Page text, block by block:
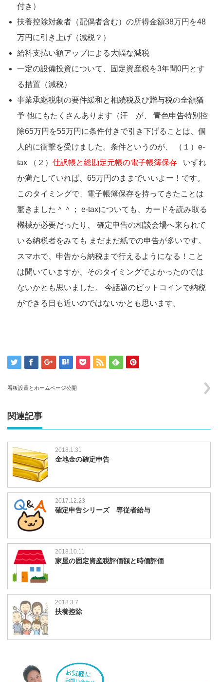
付き）
扶養控除対象者（配偶者含む）の所得金額38万円を48
万円に引き上げ（減税？）
給料支払い額アップによる大幅な減税
一定の設備投資について、固定資産税を3年間0円とす
る措置（減税）
事業承継税制の要件緩和と相続税及び贈与税の全額猶
予 他にもたくさんあります（汗 が、
青色申告特別控
除65万円を55万円に条件付きで引き下げることは、個
人的に衝撃を受けました。 条件というのが、
（１）e-
tax
（２） 仕訳帳と総勘定元帳の電子帳簿保存
いずれ
か満たしていれば、65万円のままでいいよー！です。
このタイミングで、電子帳簿保存を持ってきたことは
驚きました＾＾；
e-taxについても、カードを読み取る
機械が必要だったり、
確定申告の相談会場へ来られて
いる納税者をみても まだまだ紙での申告が多いです。
スマホで、申告から納税まで行えるようになる！こと
は聞いていますが、そのタイミングでよかったのでは
ないかとも思いました。
今話題のビットコインで納税
ができる日も近いのではないかとも思います。
看板設置とホームページ公開
関連記事
2018.1.31
金地金の確定申告
2017.12.23
確定申告シリーズ 専従者給与
2018.10.11
家屋の固定資産税評価額と時価評価
2018.3.7
扶養控除